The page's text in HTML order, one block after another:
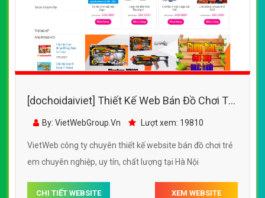
[dochoidaiviet] Thiết Kế Web Bán Đồ Chơi Trẻ
Em KVMART đẹp, chuyên nghiệp chuẩn SEO
By: VietWebGroup.Vn Lượt xem: 19810
VietWeb công ty chuyên thiết kế website bán đồ chơi trẻ
em chuyên nghiệp, uy tín, chất lượng tại Hà Nội
CHI TIẾT WEBSITE XEM WEBSITE